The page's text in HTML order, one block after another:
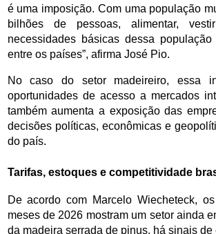
é uma imposição. Com uma população
bilhões de pessoas, alimentar,
necessidades básicas dessa
entre os países”, afirma José Pio.
No caso do setor madeireiro, essa
oportunidades de acesso a mercados
também aumenta a exposição das
decisões políticas, econômicas e
do país.
Tarifas, estoques e competitividade
De acordo com Marcelo Wiecheteck,
meses de 2026 mostram um setor ainda
da madeira serrada de pinus, há sinais